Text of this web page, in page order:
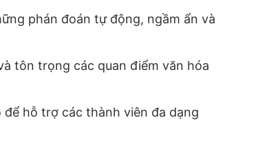
phán đoán tự động, ngầm ẩn và
tôn trọng các quan điểm văn hóa
hỗ trợ các thành viên đa dạng